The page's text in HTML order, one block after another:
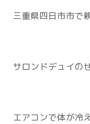
三重県四日市市で
サロンドデュイの
エアコンで体が冷